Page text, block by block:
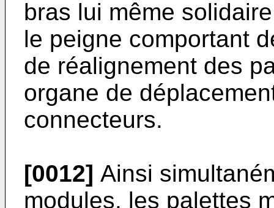
bras lui même
le peigne comportant
de réalignement des
organe de
connecteurs.
[0012] Ainsi
modules, les palettes